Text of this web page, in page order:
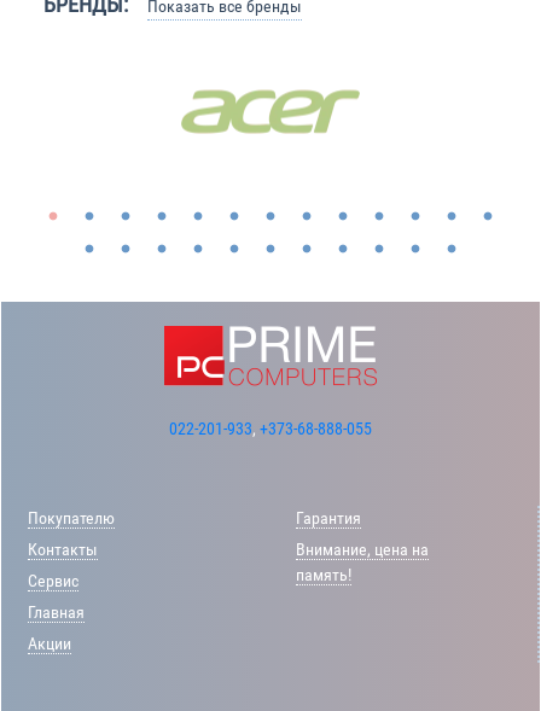
Показать все бренды
022-201-933, +373-68-888-055
Покупателю
Контакты
Сервис
Главная
Акции
Гарантия
Внимание, цена на
память!